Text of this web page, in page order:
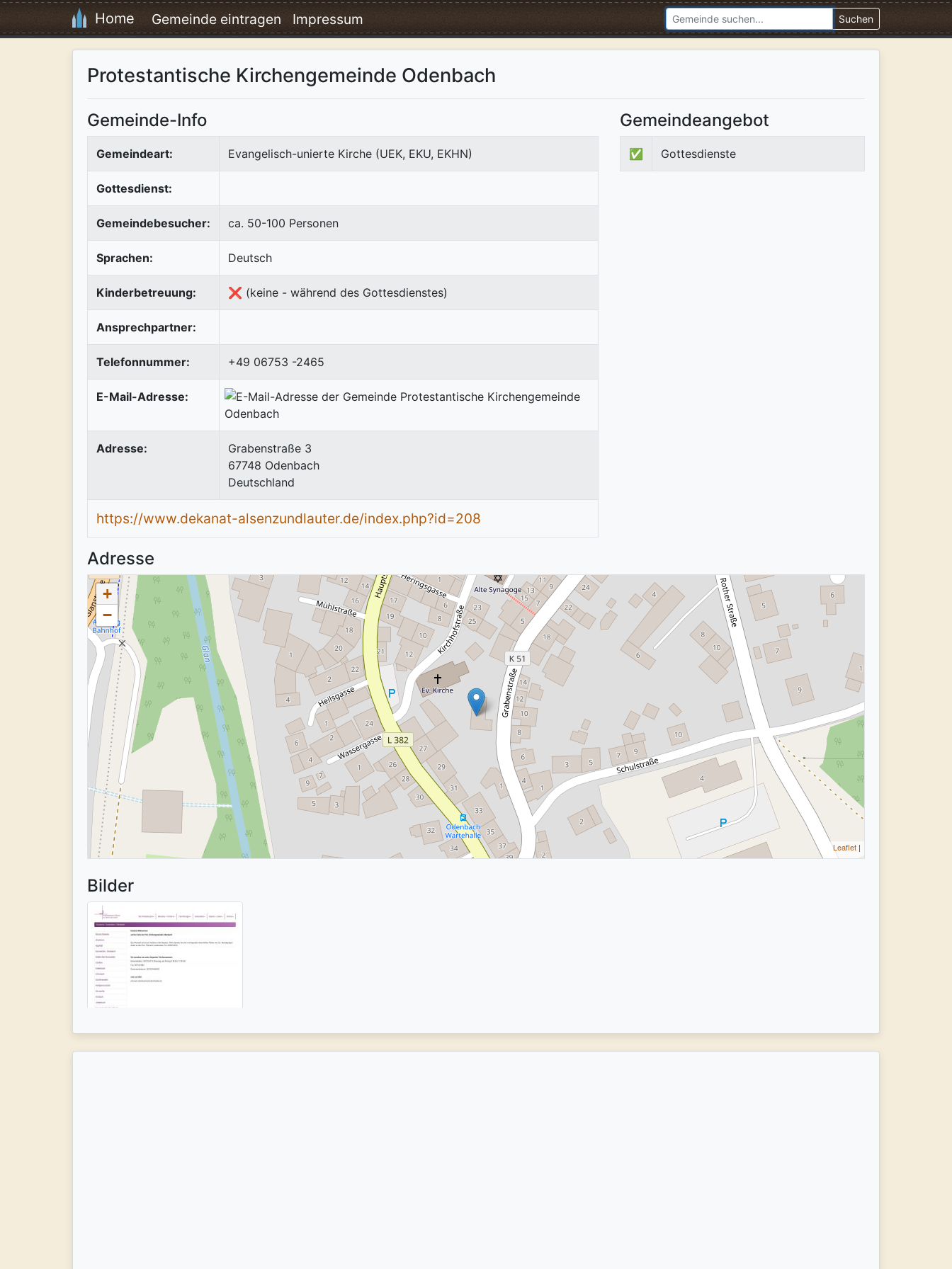
Home Gemeinde eintragen Impressum Suchen
Protestantische Kirchengemeinde Odenbach
Gemeinde-Info
Gemeindeart: Evangelisch-unierte Kirche (UEK, EKU, EKHN)
Gottesdienst:
Gemeindebesucher: ca. 50-100 Personen
Sprachen: Deutsch
Kinderbetreuung: ❌ (keine - während des Gottesdienstes)
Ansprechpartner:
Telefonnummer: +49 06753 -2465
E-Mail-Adresse:
Adresse:
Grabenstraße 3
67748 Odenbach
Deutschland
https://www.dekanat-alsenzundlauter.de/index.php?id=208
Gemeindeangebot
✅ Gottesdienste
Adresse
+
−
Leaflet |
Bilder